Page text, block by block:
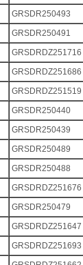
GRSDR250493
GRSDR250491
GRSDRDZ251716
GRSDRDZ251686
GRSDRDZ251519
GRSDR250440
GRSDR250439
GRSDR250489
GRSDR250488
GRSDRDZ251676
GRSDR250479
GRSDRDZ251647
GRSDRDZ251693